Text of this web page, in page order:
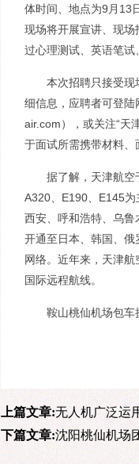
体时间、地点为9月13
现场将开展宣讲、现场
过心理测试、英语笔试
本次招聘只接受现场
细信息，应聘者可登陆
air.com），或关注“天
于面试所需携带材料、
据了解，天津航空于
A320、E190、E145为
西安、呼和浩特、乌鲁
开通至日本、韩国、
网络。近年来，天津
国际远程航线。
鞍山桃仙机场包车拼
上篇文章:无人机广泛运
下篇文章:沈阳桃仙机场